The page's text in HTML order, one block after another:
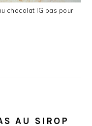
chocolat IG bas pour
AU SIROP